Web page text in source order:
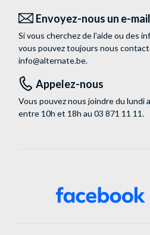
Envoyez-nous un e-mail
Si vous cherchez de l'aide ou des
vous pouvez toujours nous
info@alternate.be.
Appelez-nous
Vous pouvez nous joindre du lundi
entre 10h et 18h au 03 871 11 11.